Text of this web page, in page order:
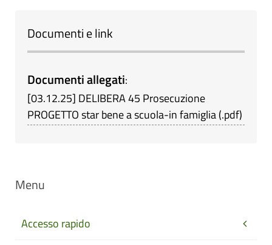
Documenti e link
Documenti allegati:
[03.12.25] DELIBERA 45 Prosecuzione
PROGETTO star bene a scuola-in famiglia(.pdf)
Menu
Accesso rapido